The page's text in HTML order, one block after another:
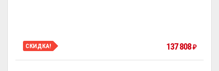
СКИДКА! 137 808₽